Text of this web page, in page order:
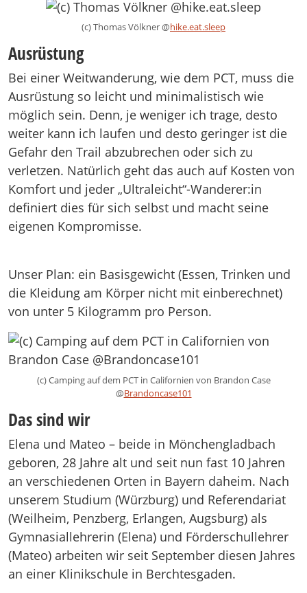
(c) Thomas Völkner @hike.eat.sleep
Ausrüstung
Bei einer Weitwanderung, wie dem PCT, muss die
Ausrüstung so leicht und minimalistisch wie
möglich sein. Denn, je weniger ich trage, desto
weiter kann ich laufen und desto geringer ist die
Gefahr den Trail abzubrechen oder sich zu
verletzen. Natürlich geht das auch auf Kosten von
Komfort und jeder „Ultraleicht“-Wanderer:in
definiert dies für sich selbst und macht seine
eigenen Kompromisse.
Unser Plan: ein Basisgewicht (Essen, Trinken und
die Kleidung am Körper nicht mit einberechnet)
von unter 5 Kilogramm pro Person.
(c) Camping auf dem PCT in Californien von Brandon Case
@Brandoncase101
Das sind wir
Elena und Mateo – beide in Mönchengladbach
geboren, 28 Jahre alt und seit nun fast 10 Jahren
an verschiedenen Orten in Bayern daheim. Nach
unserem Studium (Würzburg) und Referendariat
(Weilheim, Penzberg, Erlangen, Augsburg) als
Gymnasiallehrerin (Elena) und Förderschullehrer
(Mateo) arbeiten wir seit September diesen Jahres
an einer Klinikschule in Berchtesgaden.